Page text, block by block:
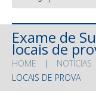
Exame de
locais de
HOME NOTÍCIAS
LOCAIS DE PROVA